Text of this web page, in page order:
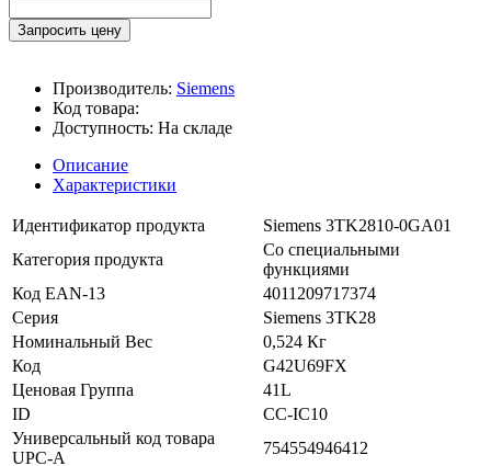
Запросить цену
Производитель: Siemens
Код товара:
Доступность: На складе
Описание
Характеристики
Идентификатор продукта
Siemens 3TK2810-0GA01
Категория продукта
Со специальными
функциями
Код EAN-13
4011209717374
Серия
Siemens 3TK28
Номинальный Вес
0,524 Кг
Код
G42U69FX
Ценовая Группа
41L
ID
CC-IC10
Универсальный код товара
UPC-A
754554946412